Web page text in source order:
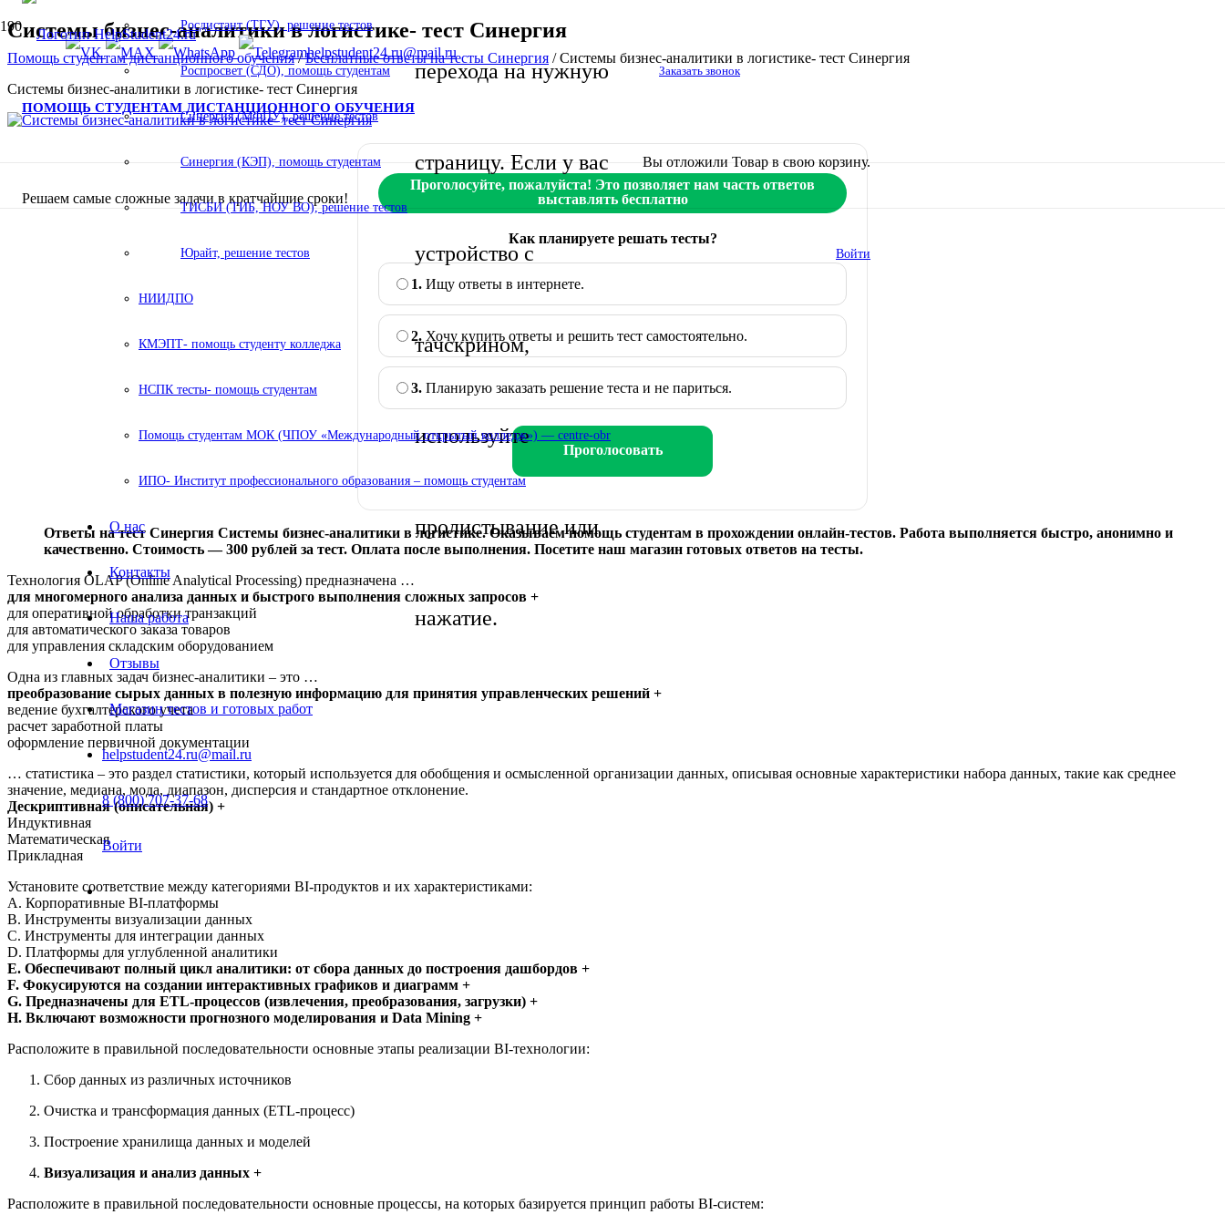
helpstudent24.ru@mail.ru
ПОМОЩЬ СТУДЕНТАМ ДИСТАНЦИОННОГО ОБУЧЕНИЯ
Решаем самые сложные задачи в кратчайшие сроки!
перехода на нужную
страницу. Если у вас
устройство с
тачскрином,
используйте
пролистывание или
нажатие.
Заказать звонок
Вы отложили Товар в свою корзину.
Войти
Росдистант (ТГУ), решение тестов
Роспросвет (СДО), помощь студентам
Синергия (МФПУ), решение тестов
Синергия (КЭП), помощь студентам
ТИСБИ (ТИБ, НОУ ВО), решение тестов
Юрайт, решение тестов
НИИДПО
КМЭПТ- помощь студенту колледжа
НСПК тесты- помощь студентам
Помощь студентам МОК (ЧПОУ «Международный открытый колледж») — centre-obr
ИПО- Институт профессионального образования – помощь студентам
О нас
Контакты
Наша работа
Отзывы
Магазин тестов и готовых работ
helpstudent24.ru@mail.ru
8 (800) 707-37-68
Войти
Системы бизнес-аналитики в логистике- тест Синергия
Помощь студентам дистанционного обучения/Бесплатные ответы на тесты Синергия /Системы бизнес-аналитики в логистике- тест Синергия
Системы бизнес-аналитики в логистике- тест Синергия
Проголосуйте, пожалуйста! Это позволяет нам часть ответов
выставлять бесплатно
Как планируете решать тесты?
1. Ищу ответы в интернете.
2. Хочу купить ответы и решить тест самостоятельно.
3. Планирую заказать решение теста и не париться.
Проголосовать
Ответы на тест Синергия Системы бизнес-аналитики в логистике. Оказываем помощь студентам в прохождении онлайн-тестов. Работа выполняется быстро, анонимно и
качественно. Стоимость — 300 рублей за тест. Оплата после выполнения. Посетите наш магазин готовых ответов на тесты.
Технология OLAP (Online Analytical Processing) предназначена …
для многомерного анализа данных и быстрого выполнения сложных запросов +
для оперативной обработки транзакций
для автоматического заказа товаров
для управления складским оборудованием
Одна из главных задач бизнес-аналитики – это …
преобразование сырых данных в полезную информацию для принятия управленческих решений +
ведение бухгалтерского учета
расчет заработной платы
оформление первичной документации
… статистика – это раздел статистики, который используется для обобщения и осмысленной организации данных, описывая основные характеристики набора данных, такие как среднее
значение, медиана, мода, диапазон, дисперсия и стандартное отклонение.
Дескриптивная (описательная) +
Индуктивная
Математическая
Прикладная
Установите соответствие между категориями BI-продуктов и их характеристиками:
A. Корпоративные BI-платформы
B. Инструменты визуализации данных
C. Инструменты для интеграции данных
D. Платформы для углубленной аналитики
E. Обеспечивают полный цикл аналитики: от сбора данных до построения дашбордов +
F. Фокусируются на создании интерактивных графиков и диаграмм +
G. Предназначены для ETL-процессов (извлечения, преобразования, загрузки) +
H. Включают возможности прогнозного моделирования и Data Mining +
Расположите в правильной последовательности основные этапы реализации BI-технологии:
Сбор данных из различных источников
Очистка и трансформация данных (ETL-процесс)
Построение хранилища данных и моделей
Визуализация и анализ данных +
Расположите в правильной последовательности основные процессы, на которых базируется принцип работы BI-систем: